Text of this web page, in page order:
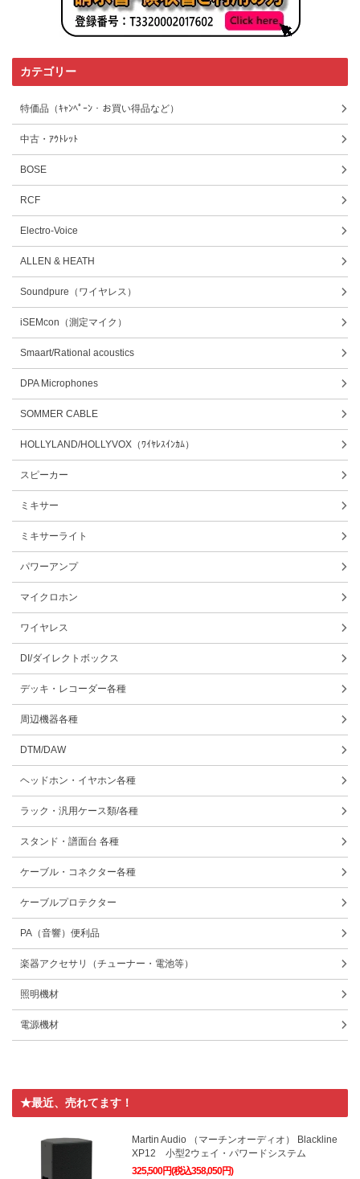
カテゴリー
特価品（ｷｬﾝﾍﾟｰﾝ・お買い得品など）
中古・ｱｳﾄﾚｯﾄ
BOSE
RCF
Electro-Voice
ALLEN & HEATH
Soundpure（ワイヤレス）
iSEMcon（測定マイク）
Smaart/Rational acoustics
DPA Microphones
SOMMER CABLE
HOLLYLAND/HOLLYVOX（ﾜｲﾔﾚｽｲﾝｶﾑ）
スピーカー
ミキサー
ミキサーライト
パワーアンプ
マイクロホン
ワイヤレス
DI/ダイレクトボックス
デッキ・レコーダー各種
周辺機器各種
DTM/DAW
ヘッドホン・イヤホン各種
ラック・汎用ケース類/各種
スタンド・譜面台 各種
ケーブル・コネクター各種
ケーブルプロテクター
PA（音響）便利品
楽器アクセサリ（チューナー・電池等）
照明機材
電源機材
★最近、売れてます！
Martin Audio （マーチンオーディオ） Blackline
XP12 小型2ウェイ・パワードシステム
325,500円(税込358,050円)